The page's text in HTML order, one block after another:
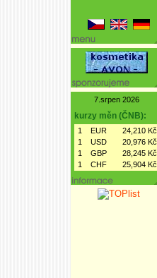
7.srpen 2026
kurzy měn (ČNB):
1 EUR
24,210 Kč
1
USD
20,976 Kč
1
GBP
28,245 Kč
1
CHF 25,904 Kč